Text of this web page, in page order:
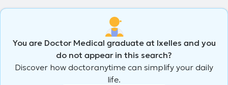
You are Doctor Medical graduate at Ixelles and you
do not appear in this search?
Discover how doctoranytime can simplify your daily
life.